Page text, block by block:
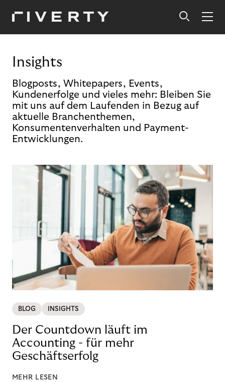
Insights
Blogposts, Whitepapers, Events,
Kundenerfolge und vieles mehr: Bleiben Sie
mit uns auf dem Laufenden in Bezug auf
aktuelle Branchenthemen,
Konsumentenverhalten und Payment-
Entwicklungen.
BLOG INSIGHTS
Der Countdown läuft im
Accounting - für mehr
Geschäftserfolg
MEHR LESEN